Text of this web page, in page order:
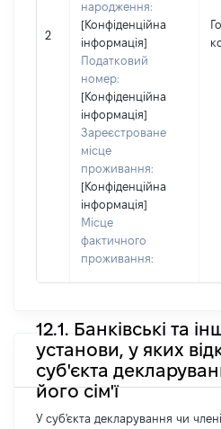
2
народження:
[Конфіденційна
інформація]
Податковий
номер:
[Конфіденційна
інформація]
Зареєстроване
місце
проживання:
[Конфіденційна
інформація]
Місце
фактичного
проживання:
12.1. Банківські та
установи, у яких
суб'єкта
його сім'ї
У суб'єкта декларування чи